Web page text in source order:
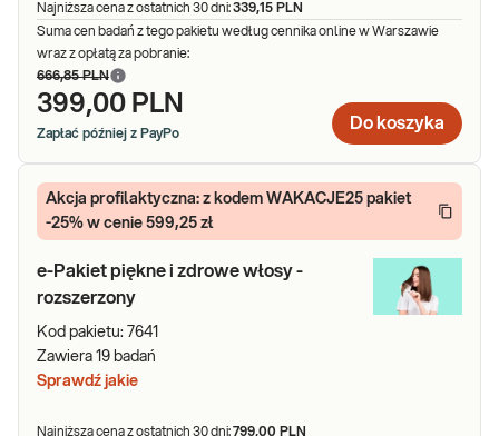
Najniższa cena z ostatnich 30 dni:339,15 PLN
Suma cen badań z tego pakietu według cennika online w Warszawie
wraz z opłatą za pobranie:
666,85 PLN
399,00 PLN
Zapłać później z PayPo
Do koszyka
Akcja profilaktyczna: z kodem WAKACJE25 pakiet
-25% w cenie 599,25 zł
e-Pakiet piękne i zdrowe włosy -
rozszerzony
Kod pakietu: 7641
Zawiera 19 badań
Sprawdź jakie
Najniższa cena z ostatnich 30 dni:799,00 PLN